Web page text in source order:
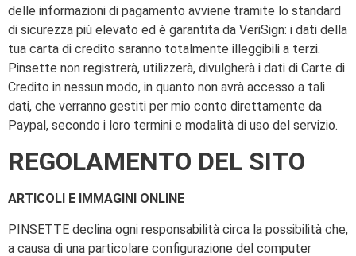
delle informazioni di pagamento avviene tramite lo standard
di sicurezza più elevato ed è garantita da VeriSign: i dati della
tua carta di credito saranno totalmente illeggibili a terzi.
Pinsette non registrerà, utilizzerà, divulgherà i dati di Carte di
Credito in nessun modo, in quanto non avrà accesso a tali
dati, che verranno gestiti per mio conto direttamente da
Paypal, secondo i loro termini e modalità di uso del servizio.
REGOLAMENTO DEL SITO
ARTICOLI E IMMAGINI ONLINE
PINSETTE declina ogni responsabilità circa la possibilità che,
a causa di una particolare configurazione del computer